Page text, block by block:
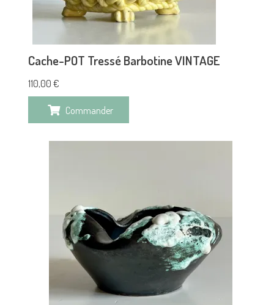
Cache-POT Tressé Barbotine VINTAGE
110,00 €
Commander